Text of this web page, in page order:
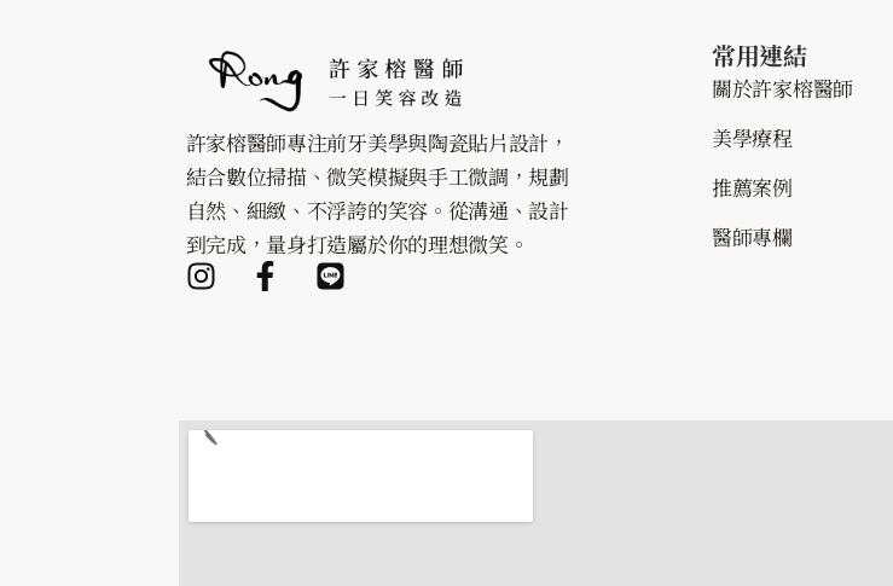
許家榕醫師專注前牙美學與陶瓷貼片設計，
結合數位掃描、微笑模擬與手工微調，規劃
自然、細緻、不浮誇的笑容。從溝通、設計
到完成，量身打造屬於你的理想微笑。
常用連結
關於許家榕醫師
美學療程
推薦案例
醫師專欄